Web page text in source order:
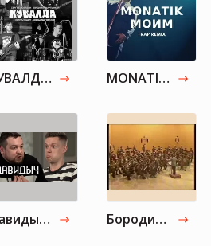
КУВАЛДА - Бетономешалка MONATIK - Моим
Давидыч - огромное интервью о жизни после тюрьмы / вДудь Бородин А.П. "Богатырская" симфония